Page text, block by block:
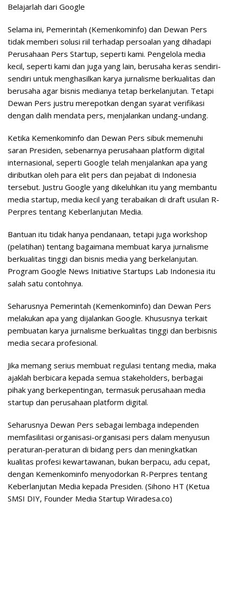
Belajarlah dari Google
Selama ini, Pemerintah (Kemenkominfo) dan Dewan Pers
tidak memberi solusi riil terhadap persoalan yang dihadapi
Perusahaan Pers Startup, seperti kami. Pengelola media
kecil, seperti kami dan juga yang lain, berusaha keras sendiri-
sendiri untuk menghasilkan karya jurnalisme berkualitas dan
berusaha agar bisnis medianya tetap berkelanjutan. Tetapi
Dewan Pers justru merepotkan dengan syarat verifikasi
dengan dalih mendata pers, menjalankan undang-undang.
Ketika Kemenkominfo dan Dewan Pers sibuk memenuhi
saran Presiden, sebenarnya perusahaan platform digital
internasional, seperti Google telah menjalankan apa yang
diributkan oleh para elit pers dan pejabat di Indonesia
tersebut. Justru Google yang dikeluhkan itu yang membantu
media startup, media kecil yang terabaikan di draft usulan R-
Perpres tentang Keberlanjutan Media.
Bantuan itu tidak hanya pendanaan, tetapi juga workshop
(pelatihan) tentang bagaimana membuat karya jurnalisme
berkualitas tinggi dan bisnis media yang berkelanjutan.
Program Google News Initiative Startups Lab Indonesia itu
salah satu contohnya.
Seharusnya Pemerintah (Kemenkominfo) dan Dewan Pers
melakukan apa yang dijalankan Google. Khususnya terkait
pembuatan karya jurnalisme berkualitas tinggi dan berbisnis
media secara profesional.
Jika memang serius membuat regulasi tentang media, maka
ajaklah berbicara kepada semua stakeholders, berbagai
pihak yang berkepentingan, termasuk perusahaan media
startup dan perusahaan platform digital.
Seharusnya Dewan Pers sebagai lembaga independen
memfasilitasi organisasi-organisasi pers dalam menyusun
peraturan-peraturan di bidang pers dan meningkatkan
kualitas profesi kewartawanan, bukan berpacu, adu cepat,
dengan Kemenkominfo menyodorkan R-Perpres tentang
Keberlanjutan Media kepada Presiden. (Sihono HT (Ketua
SMSI DIY, Founder Media Startup Wiradesa.co)